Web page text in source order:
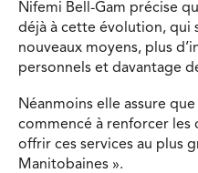
Nifemi Bell-Gam précise
déjà à cette évolution, qui
nouveaux moyens, plus
personnels et davantage
Néanmoins elle assure
commencé à renforcer les
offrir ces services au plus
Manitobaines ».